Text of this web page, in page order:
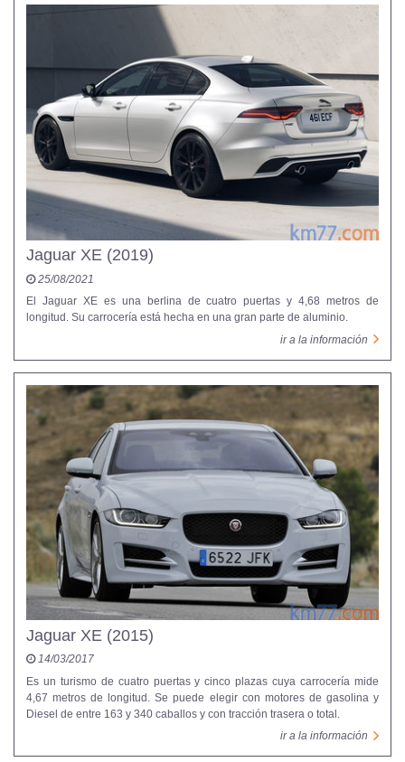
Jaguar XE (2019)
25/08/2021
El Jaguar XE es una berlina de cuatro puertas y 4,68 metros de
longitud. Su carrocería está hecha en una gran parte de aluminio.
ir a la información
Jaguar XE (2015)
14/03/2017
Es un turismo de cuatro puertas y cinco plazas cuya carrocería mide
4,67 metros de longitud. Se puede elegir con motores de gasolina y
Diesel de entre 163 y 340 caballos y con tracción trasera o total.
ir a la información